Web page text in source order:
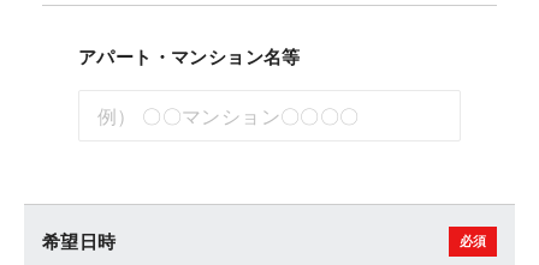
アパート・マンション名等
希望日時